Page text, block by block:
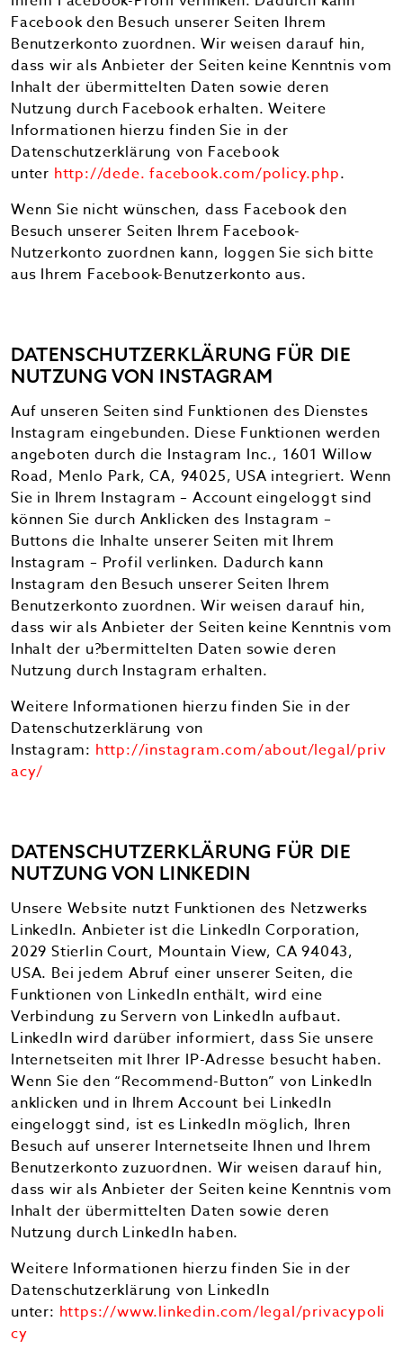
Facebook den Besuch unserer Seiten Ihrem
Benutzerkonto zuordnen. Wir weisen darauf hin,
dass wir als Anbieter der Seiten keine Kenntnis vom
Inhalt der übermittelten Daten sowie deren
Nutzung durch Facebook erhalten. Weitere
Informationen hierzu finden Sie in der
Datenschutzerklärung von Facebook
unter http://dede. facebook.com/policy.php.
Wenn Sie nicht wünschen, dass Facebook den
Besuch unserer Seiten Ihrem Facebook-
Nutzerkonto zuordnen kann, loggen Sie sich bitte
aus Ihrem Facebook-Benutzerkonto aus.
DATENSCHUTZERKLÄRUNG FÜR DIE
NUTZUNG VON INSTAGRAM
Auf unseren Seiten sind Funktionen des Dienstes
Instagram eingebunden. Diese Funktionen werden
angeboten durch die Instagram Inc., 1601 Willow
Road, Menlo Park, CA, 94025, USA integriert. Wenn
Sie in Ihrem Instagram – Account eingeloggt sind
können Sie durch Anklicken des Instagram –
Buttons die Inhalte unserer Seiten mit Ihrem
Instagram – Profil verlinken. Dadurch kann
Instagram den Besuch unserer Seiten Ihrem
Benutzerkonto zuordnen. Wir weisen darauf hin,
dass wir als Anbieter der Seiten keine Kenntnis vom
Inhalt der u?bermittelten Daten sowie deren
Nutzung durch Instagram erhalten.
Weitere Informationen hierzu finden Sie in der
Datenschutzerklärung von
Instagram: http://instagram.com/about/legal/priv
acy/
DATENSCHUTZERKLÄRUNG FÜR DIE
NUTZUNG VON LINKEDIN
Unsere Website nutzt Funktionen des Netzwerks
LinkedIn. Anbieter ist die LinkedIn Corporation,
2029 Stierlin Court, Mountain View, CA 94043,
USA. Bei jedem Abruf einer unserer Seiten, die
Funktionen von LinkedIn enthält, wird eine
Verbindung zu Servern von LinkedIn aufbaut.
LinkedIn wird darüber informiert, dass Sie unsere
Internetseiten mit Ihrer IP-Adresse besucht haben.
Wenn Sie den “Recommend-Button” von LinkedIn
anklicken und in Ihrem Account bei LinkedIn
eingeloggt sind, ist es LinkedIn möglich, Ihren
Besuch auf unserer Internetseite Ihnen und Ihrem
Benutzerkonto zuzuordnen. Wir weisen darauf hin,
dass wir als Anbieter der Seiten keine Kenntnis vom
Inhalt der übermittelten Daten sowie deren
Nutzung durch LinkedIn haben.
Weitere Informationen hierzu finden Sie in der
Datenschutzerklärung von LinkedIn
unter: https://www.linkedin.com/legal/privacypoli
cy